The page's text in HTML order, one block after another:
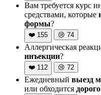
Вам требуется курс
средствами, которые
формы?
❤️ 155 😢 74
Аллергическая
инъекции?
❤️ 112 😢 72
Ежедневный выезд
или обходится дорого